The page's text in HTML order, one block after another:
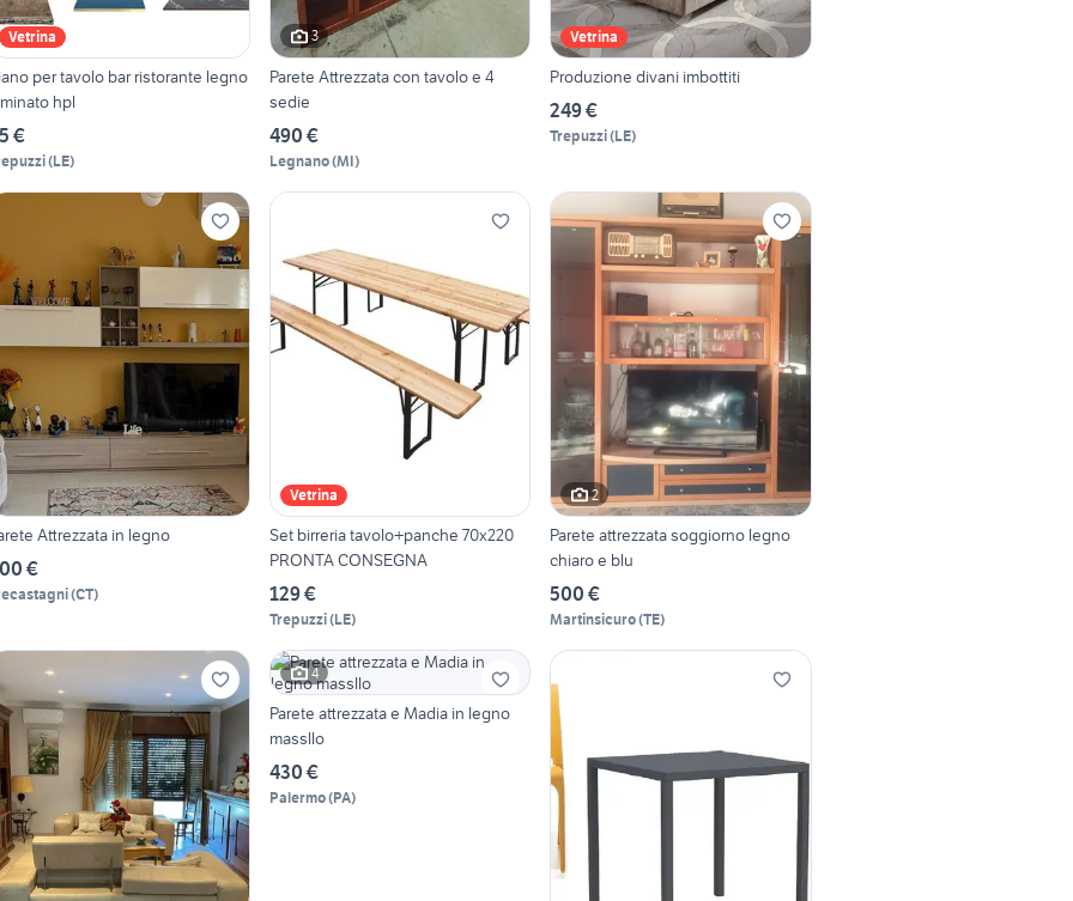
Vetrina
per tavolo bar ristorante legno
hpl
€
(LE)
3
Parete Attrezzata con tavolo e 4
sedie
490 €
Legnano(MI)
Vetrina
Produzione divani imbottiti
249 €
Trepuzzi(LE)
Attrezzata in legno
€
(CT)
Vetrina
Set birreria tavolo+panche 70x220
PRONTA CONSEGNA
129 €
Trepuzzi(LE)
2
Parete attrezzata soggiorno legno
chiaro e blu
500 €
Martinsicuro(TE)
4
Parete attrezzata e Madia in legno
massllo
430 €
Palermo(PA)